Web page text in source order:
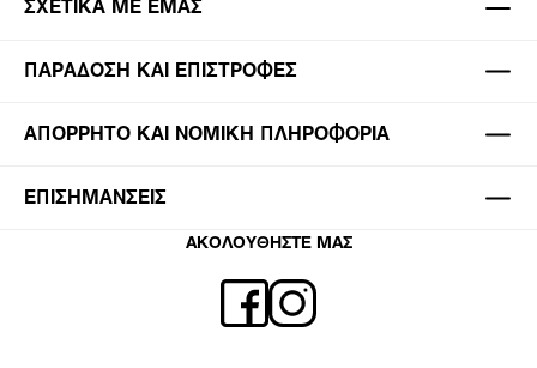
ΣΧΕΤΙΚΆ ΜΕ ΕΜΆΣ
ΠΑΡΆΔΟΣΗ ΚΑΙ ΕΠΙΣΤΡΟΦΈΣ
ΑΠΌΡΡΗΤΟ ΚΑΙ ΝΟΜΙΚΉ ΠΛΗΡΟΦΟΡΊΑ
ΕΠΙΣΗΜΆΝΣΕΙΣ
ΑΚΟΛΟΥΘΗΣΤΕ ΜΑΣ